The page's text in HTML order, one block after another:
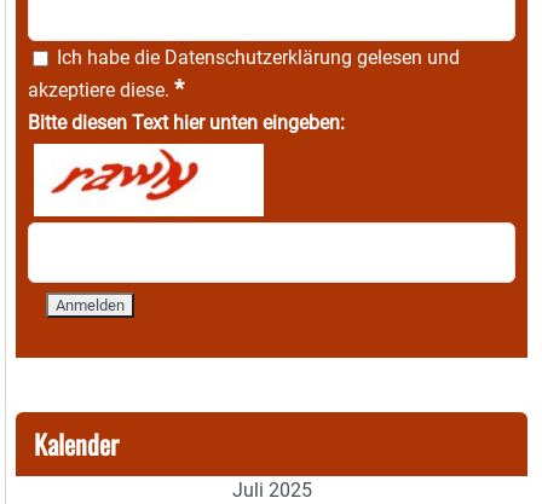
Ich habe die Datenschutzerklärung gelesen und
akzeptiere diese. *
Bitte diesen Text hier unten eingeben:
Kalender
Juli 2025